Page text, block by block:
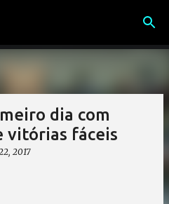
principal
dia com
vitórias fáceis
2017